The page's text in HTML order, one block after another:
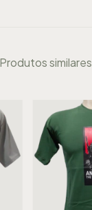
Produtos similares